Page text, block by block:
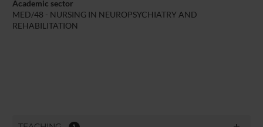
Academic sector
MED/48 - NURSING IN NEUROPSYCHIATRY AND
REHABILITATION